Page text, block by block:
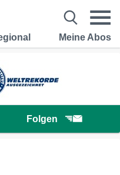
Meine Abos
Folgen